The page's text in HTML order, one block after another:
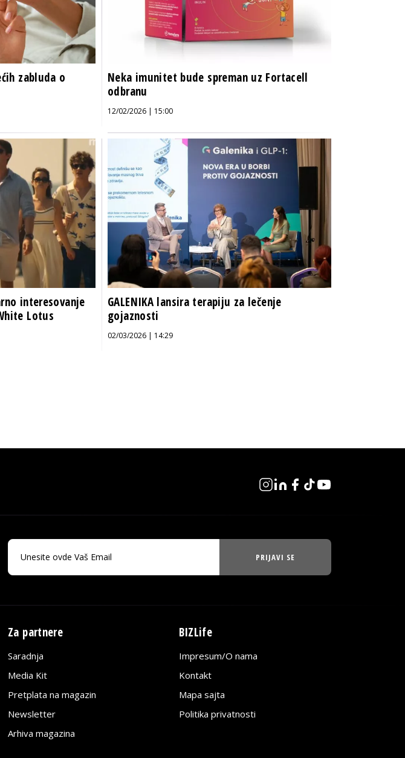
zabluda o
Neka imunitet bude spreman uz Fortacell
odbranu
12/02/2026 | 15:00
interesovanje
Lotus
GALENIKA lansira terapiju za lečenje
gojaznosti
02/03/2026 | 14:29
PRIJAVI SE
Za partnere
Saradnja
Media Kit
Pretplata na magazin
Newsletter
Arhiva magazina
BIZLife
Impresum/O nama
Kontakt
Mapa sajta
Politika privatnosti